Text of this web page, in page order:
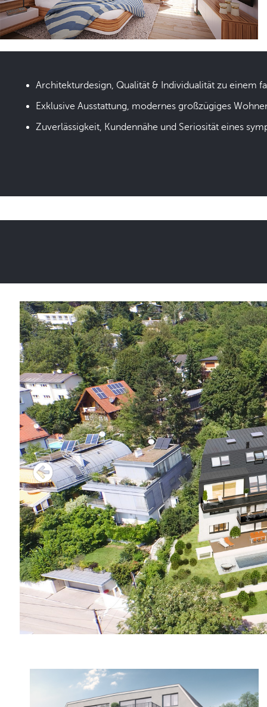
Architekturdesign, Qualität & Individualität zu einem
Exklusive Ausstattung, modernes großzügiges
Zuverlässigkeit, Kundennähe und Seriosität eines